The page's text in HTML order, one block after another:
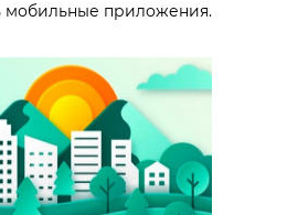
мобильные приложения.